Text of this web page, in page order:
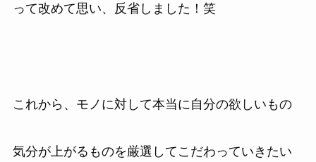
って改めて思い、反省しました！笑
これから、モノに対して本当に自分の欲しいもの
気分が上がるものを厳選してこだわっていきたい